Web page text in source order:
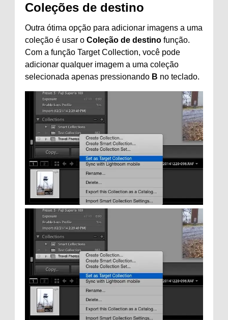
Coleções de destino
Outra ótima opção para adicionar imagens a uma
coleção é usar o Coleção de destino função.
Com a função Target Collection, você pode
adicionar qualquer imagem a uma coleção
selecionada apenas pressionando B no teclado.